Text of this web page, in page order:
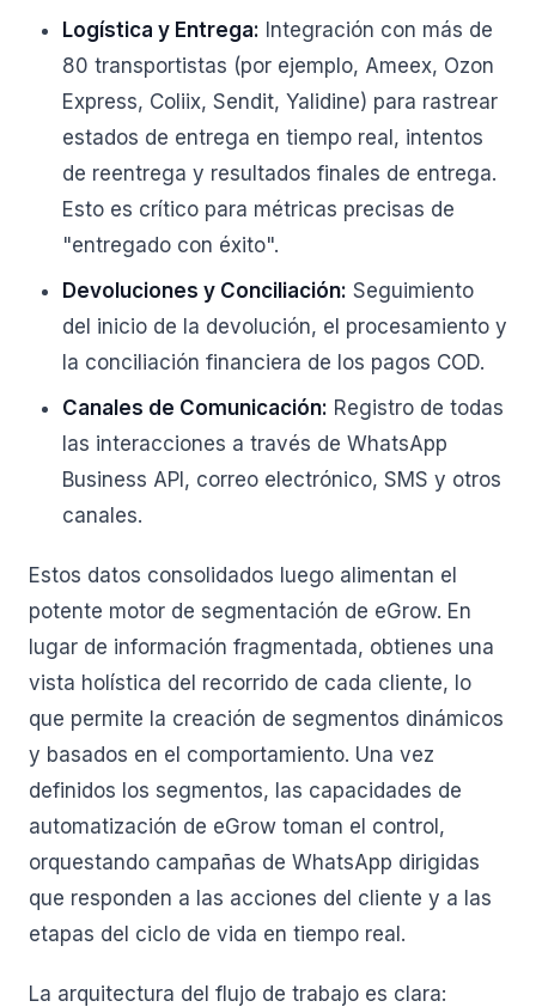
Logística y Entrega: Integración con más de
80 transportistas (por ejemplo, Ameex, Ozon
Express, Coliix, Sendit, Yalidine) para rastrear
estados de entrega en tiempo real, intentos
de reentrega y resultados finales de entrega.
Esto es crítico para métricas precisas de
"entregado con éxito".
Devoluciones y Conciliación: Seguimiento
del inicio de la devolución, el procesamiento y
la conciliación financiera de los pagos COD.
Canales de Comunicación: Registro de todas
las interacciones a través de WhatsApp
Business API, correo electrónico, SMS y otros
canales.
Estos datos consolidados luego alimentan el
potente motor de segmentación de eGrow. En
lugar de información fragmentada, obtienes una
vista holística del recorrido de cada cliente, lo
que permite la creación de segmentos dinámicos
y basados en el comportamiento. Una vez
definidos los segmentos, las capacidades de
automatización de eGrow toman el control,
orquestando campañas de WhatsApp dirigidas
que responden a las acciones del cliente y a las
etapas del ciclo de vida en tiempo real.
La arquitectura del flujo de trabajo es clara: